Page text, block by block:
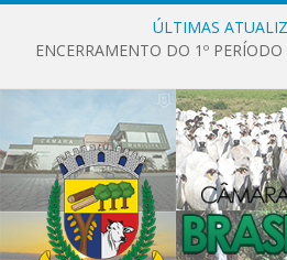
ÚLTIMAS
ENCERRAMENTO DO 1º